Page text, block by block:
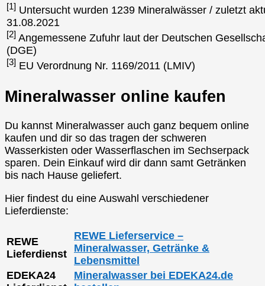
[1] Untersucht wurden 1239 Mineralwässer / zuletzt
31.08.2021
[2] Angemessene Zufuhr laut der Deutschen
(DGE)
[3] EU Verordnung Nr. 1169/2011 (LMIV)
Mineralwasser online kaufen
Du kannst Mineralwasser auch ganz bequem online
kaufen und dir so das tragen der schweren
Wasserkisten oder Wasserflaschen im Sechserpack
sparen. Dein Einkauf wird dir dann samt Getränken
bis nach Hause geliefert.
Hier findest du eine Auswahl verschiedener
Lieferdienste:
REWE
Lieferdienst
REWE Lieferservice –
Mineralwasser, Getränke &
Lebensmittel
EDEKA24
Mineralwasser bei EDEKA24.de